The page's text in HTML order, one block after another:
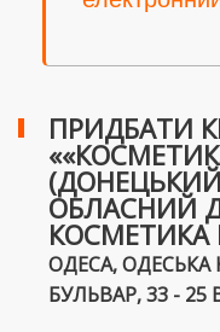
ПРИДБАТИ
ОБЛАСНИЙ
КОСМЕТИКА
ОДЕСА, ОДЕСЬКА
БУЛЬВАР, 33 - 25